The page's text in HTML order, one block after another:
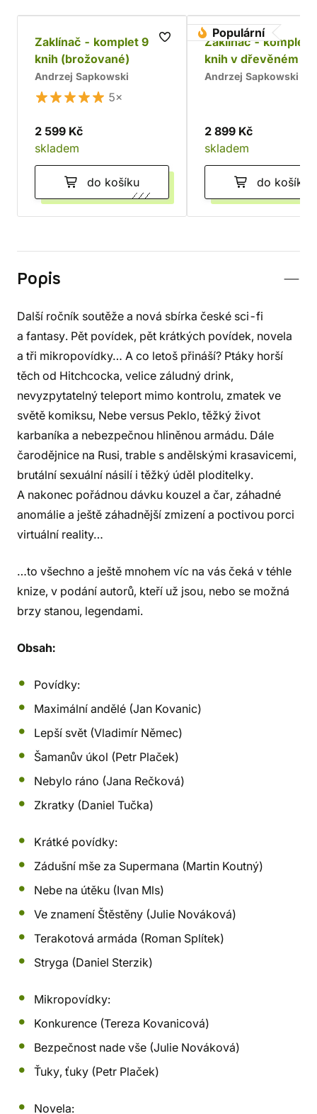
Zaklínač - komplet 9
knih (brožované)
Andrzej Sapkowski
5×
2 599 Kč
skladem
do košíku
Populární
Zaklínač - komplet
knih v dřevěném
Chrám
Andrzej Sapkowski
2 899 Kč
skladem
do košíku
Popis
Další ročník soutěže a nová sbírka české sci-fi
a fantasy. Pět povídek, pět krátkých povídek, novela
a tři mikropovídky… A co letoš přináší? Ptáky horší
těch od Hitchcocka, velice záludný drink,
nevyzpytatelný teleport mimo kontrolu, zmatek ve
světě komiksu, Nebe versus Peklo, těžký život
karbaníka a nebezpečnou hliněnou armádu. Dále
čarodějnice na Rusi, trable s andělskými krasavicemi,
brutální sexuální násilí i těžký úděl ploditelky.
A nakonec pořádnou dávku kouzel a čar, záhadné
anomálie a ještě záhadnější zmizení a poctivou porci
virtuální reality…
…to všechno a ještě mnohem víc na vás čeká v téhle
knize, v podání autorů, kteří už jsou, nebo se možná
brzy stanou, legendami.
Obsah:
Povídky:
Maximální andělé (Jan Kovanic)
Lepší svět (Vladimír Němec)
Šamanův úkol (Petr Plaček)
Nebylo ráno (Jana Rečková)
Zkratky (Daniel Tučka)
Krátké povídky:
Zádušní mše za Supermana (Martin Koutný)
Nebe na útěku (Ivan Mls)
Ve znamení Štěstěny (Julie Nováková)
Terakotová armáda (Roman Splítek)
Stryga (Daniel Sterzik)
Mikropovídky:
Konkurence (Tereza Kovanicová)
Bezpečnost nade vše (Julie Nováková)
Ťuky, ťuky (Petr Plaček)
Novela: